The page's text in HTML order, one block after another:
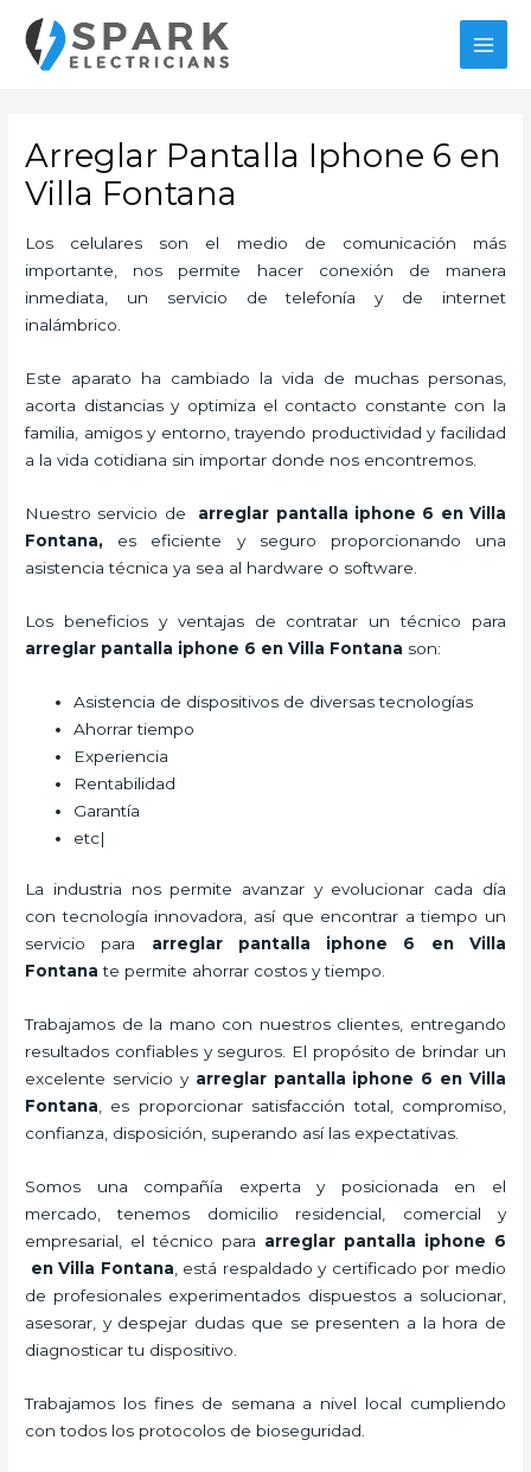
contenido
Arreglar Pantalla Iphone 6 en
Villa Fontana
Los celulares son el medio de comunicación más
importante, nos permite hacer conexión de manera
inmediata, un servicio de telefonía y de internet
inalámbrico.
Este aparato ha cambiado la vida de muchas personas,
acorta distancias y optimiza el contacto constante con la
familia, amigos y entorno, trayendo productividad y facilidad
a la vida cotidiana sin importar donde nos encontremos.
Nuestro servicio de arreglar pantalla iphone 6 en Villa
Fontana, es eficiente y seguro proporcionando una
asistencia técnica ya sea al hardware o software.
Los beneficios y ventajas de contratar un técnico para
arreglar pantalla iphone 6 en Villa Fontana son:
Asistencia de dispositivos de diversas tecnologías
Ahorrar tiempo
Experiencia
Rentabilidad
Garantía
etc|
La industria nos permite avanzar y evolucionar cada día
con tecnología innovadora, así que encontrar a tiempo un
servicio para arreglar pantalla iphone 6 en Villa
Fontana te permite ahorrar costos y tiempo.
Trabajamos de la mano con nuestros clientes, entregando
resultados confiables y seguros. El propósito de brindar un
excelente servicio y arreglar pantalla iphone 6 en Villa
Fontana , es proporcionar satisfacción total, compromiso,
confianza, disposición, superando así las expectativas.
Somos una compañía experta y posicionada en el
mercado, tenemos domicilio residencial, comercial y
empresarial, el técnico para arreglar pantalla iphone 6
en Villa Fontana , está respaldado y certificado por medio
de profesionales experimentados dispuestos a solucionar,
asesorar, y despejar dudas que se presenten a la hora de
diagnosticar tu dispositivo.
Trabajamos los fines de semana a nivel local cumpliendo
con todos los protocolos de bioseguridad.